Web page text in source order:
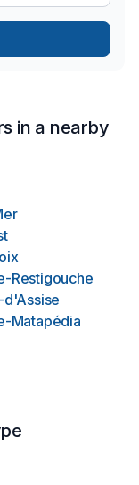
in a nearby
Restigouche
Matapédia